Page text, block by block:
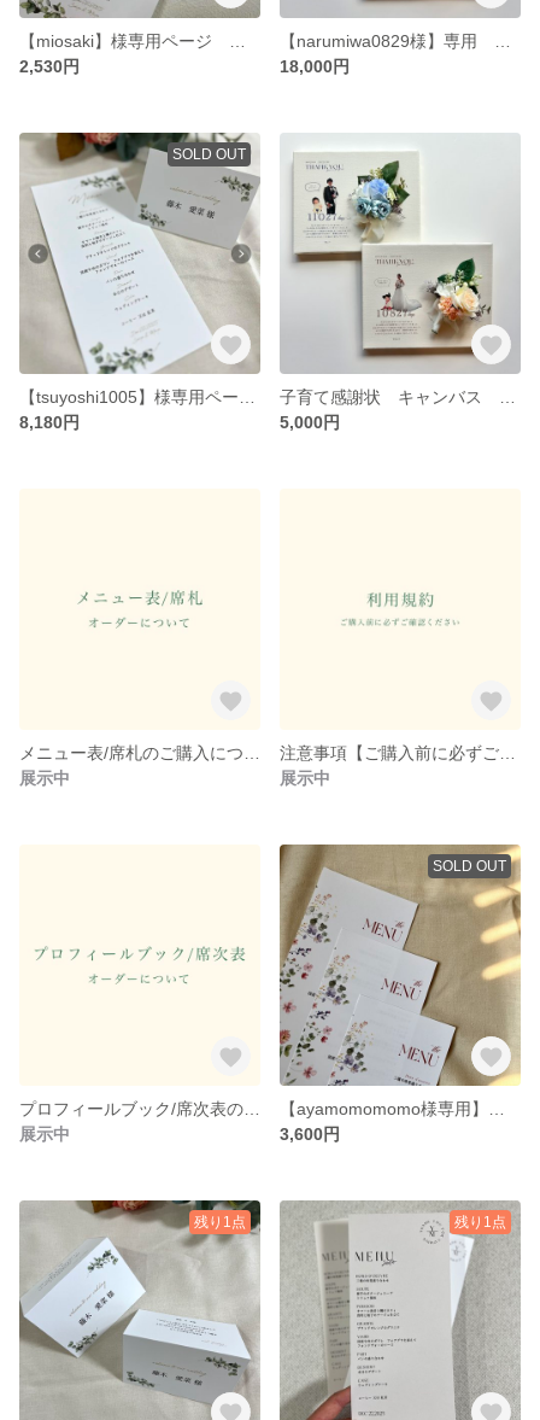
2,530円
18,000円
SOLD OUT
8,180円
5,000円
展示中
展示中
展示中
SOLD OUT
3,600円
残り1点 残り1点